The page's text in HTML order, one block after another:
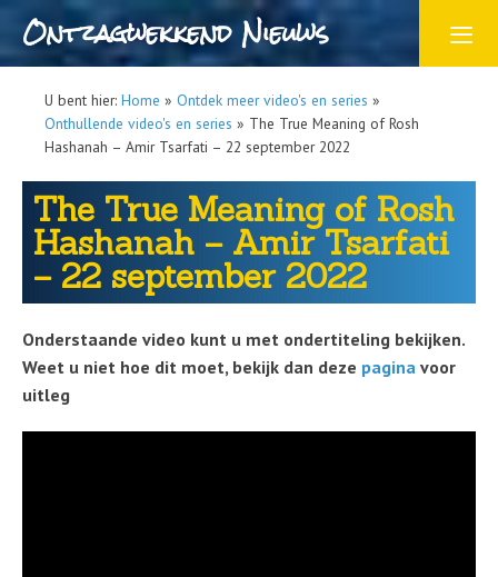
Ontzagwekkend Nieuws
U bent hier: Home » Ontdek meer video's en series »
Onthullende video's en series » The True Meaning of Rosh
Hashanah – Amir Tsarfati – 22 september 2022
The True Meaning of Rosh
Hashanah – Amir Tsarfati
– 22 september 2022
Onderstaande video kunt u met ondertiteling bekijken.
Weet u niet hoe dit moet, bekijk dan deze pagina voor
uitleg